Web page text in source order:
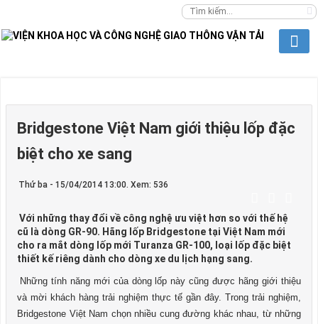
Bridgestone Việt Nam giới thiệu lốp đặc
biệt cho xe sang
Thứ ba - 15/04/2014 13:00. Xem: 536
Với những thay đổi về công nghệ ưu việt hơn so với thế hệ
cũ là dòng GR-90. Hãng lốp Bridgestone tại Việt Nam mới
cho ra mắt dòng lốp mới Turanza GR-100, loại lốp đặc biệt
thiết kế riêng dành cho dòng xe du lịch hạng sang.
Những tính năng mới của dòng lốp này cũng được hãng giới thiệu
và mời khách hàng trải nghiệm thực tế gần đây. Trong trải nghiệm,
Bridgestone Việt Nam chọn nhiều cung đường khác nhau, từ những